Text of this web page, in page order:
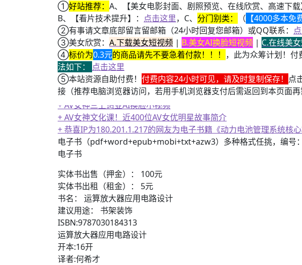
①好站推荐： A、【美女电影封面、剧照预览、在线欣赏、高速下载
B、【看片技术提升】： 点击这里，C、 分门别类： （ 【4000多本免
②有事请文章底部留言留邮箱（24小时回复您邮箱）或QQ联系：
③美女欣赏： A.下载美女短视频 | B.美女AI换脸短视频 | C.在线美
④标价为0.3元的商品请先不要急着付款！！！ ，此为众筹计划！付
法如下： 点击这里
⑤本站资源自助付费！ 付费内容24小时可见，请及时复制保存！ 点
接（推荐电脑浏览器访问，若用手机浏览器支付后需返回到本页面再
+ AV女神三上悠亚AI换脸小视频
+ AV女神文化课！近400位AV女优明星故事简介
+ 恭喜IP为180.201.1.217的网友为电子书籍《动力电池管理系统核心
+ 随机跳舞小姐姐（单击视频或点击随机播放、换个视频开始欣赏）
电子书（pdf+word+epub+mobi+txt+azw3）多种格式任挑，编号
电子书
实体书出售（押金）： 100元
实体书出租（租金）： 5元
书名： 运算放大器应用电路设计
建议用途： 书架装饰
ISBN:9787030184313
运算放大器应用电路设计
开本:16开
译者:何希才